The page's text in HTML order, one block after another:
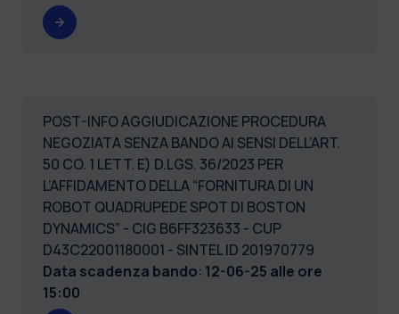
POST-INFO AGGIUDICAZIONE PROCEDURA
NEGOZIATA SENZA BANDO AI SENSI DELL’ART.
50 CO. 1 LETT. E) D.LGS. 36/2023 PER
L’AFFIDAMENTO DELLA “FORNITURA DI UN
ROBOT QUADRUPEDE SPOT DI BOSTON
DYNAMICS” - CIG B6FF323633 - CUP
D43C22001180001 - SINTEL ID 201970779
Data scadenza bando: 12-06-25 alle ore
15:00